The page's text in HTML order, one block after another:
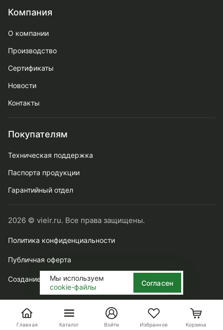
Главная Каталог Войти Избранное Корзина
Компания
О компании
Производство
Сертификаты
Новости
Контакты
Покупателям
Техническая поддержка
Паспорта продукции
Гарантийный отдел
2026 © vieir.ru. Все права защищены.
Политика конфиденциальности
Публичная оферта
Создание сайта webtense.ru
Мы используем
cookie-файлы
Согласен